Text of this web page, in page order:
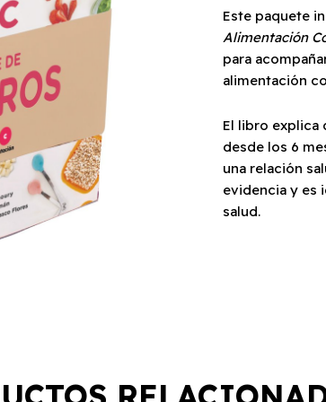
cantidad
Este paquete
Alimentación
para
alimentación
El libro explica
desde los 6
una relación
evidencia y es
salud.